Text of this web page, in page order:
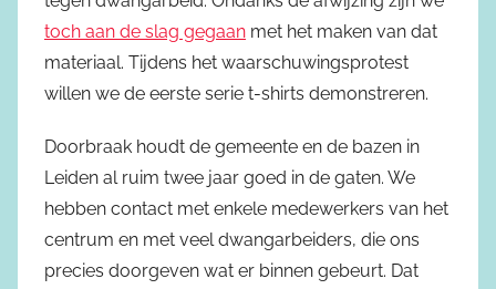
toch aan de slag gegaan met het maken van dat
materiaal. Tijdens het waarschuwingsprotest
willen we de eerste serie t-shirts demonstreren.
Doorbraak houdt de gemeente en de bazen in
Leiden al ruim twee jaar goed in de gaten. We
hebben contact met enkele medewerkers van het
centrum en met veel dwangarbeiders, die ons
precies doorgeven wat er binnen gebeurt. Dat